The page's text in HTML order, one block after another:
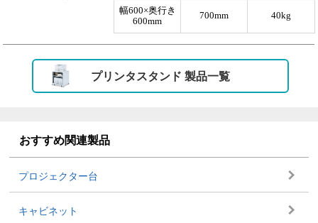
幅600×奥行き
600mm
700mm 40kg
プリンタスタンド 製品一覧
おすすめ関連製品
プロジェクター台
キャビネット